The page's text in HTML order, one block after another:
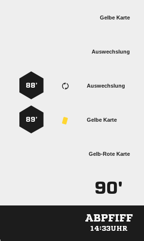
Gelbe Karte
Auswechslung
Auswechslung
88’
Gelbe Karte
89’
Gelb-Rote Karte
90'
ABPFIFF
14:33UHR